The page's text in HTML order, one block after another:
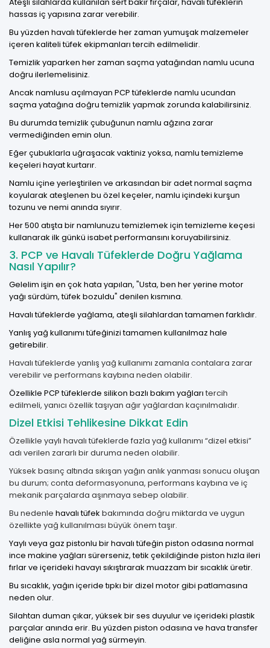
Ateşli silahlarda kullanılan sert bakır fırçalar, havalı tüfeklerin
hassas iç yapısına zarar verebilir.
Bu yüzden havalı tüfeklerde her zaman yumuşak malzemeler
içeren kaliteli tüfek ekipmanları tercih edilmelidir.
Temizlik yaparken her zaman saçma yatağından namlu ucuna
doğru ilerlemelisiniz.
Ancak namlusu açılmayan PCP tüfeklerde namlu ucundan
saçma yatağına doğru temizlik yapmak zorunda kalabilirsiniz.
Bu durumda temizlik çubuğunun namlu ağzına zarar
vermediğinden emin olun.
Eğer çubuklarla uğraşacak vaktiniz yoksa, namlu temizleme
keçeleri hayat kurtarır.
Namlu içine yerleştirilen ve arkasından bir adet normal saçma
koyularak ateşlenen bu özel keçeler, namlu içindeki kurşun
tozunu ve nemi anında sıyırır.
Her 500 atışta bir namlunuzu temizlemek içintemizleme keçesi
kullanarak ilk günkü isabet performansını koruyabilirsiniz.
3. PCP ve Havalı Tüfeklerde Doğru Yağlama
Nasıl Yapılır?
Gelelim işin en çok hata yapılan, "Usta, ben her yerine motor
yağı sürdüm, tüfek bozuldu" denilen kısmına.
Havalı tüfeklerde yağlama, ateşli silahlardan tamamen farklıdır.
Yanlış yağ kullanımı tüfeğinizi tamamen kullanılmaz hale
getirebilir.
Havalı tüfeklerde yanlış yağ kullanımı zamanla contalara zarar
verebilir ve performans kaybına neden olabilir.
Özellikle PCP tüfeklerde silikon bazlı bakım yağları tercih
edilmeli, yanıcı özellik taşıyan ağır yağlardan kaçınılmalıdır.
Dizel Etkisi Tehlikesine Dikkat Edin
Özellikle yaylı havalı tüfeklerde fazla yağ kullanımı “dizel etkisi”
adı verilen zararlı bir duruma neden olabilir.
Yüksek basınç altında sıkışan yağın anlık yanması sonucu oluşan
bu durum; conta deformasyonuna, performans kaybına ve iç
mekanik parçalarda aşınmaya sebep olabilir.
Bu nedenle havalı tüfek bakımında doğru miktarda ve uygun
özellikte yağ kullanılması büyük önem taşır.
Yaylı veya gaz pistonlu bir havalı tüfeğin piston odasına normal
ince makine yağları sürerseniz, tetik çekildiğinde piston hızla ileri
fırlar ve içerideki havayı sıkıştırarak muazzam bir sıcaklık üretir.
Bu sıcaklık, yağın içeride tıpkı bir dizel motor gibi patlamasına
neden olur.
Silahtan duman çıkar, yüksek bir ses duyulur ve içerideki plastik
parçalar anında erir. Bu yüzden piston odasına ve hava transfer
deliğine asla normal yağ sürmeyin.